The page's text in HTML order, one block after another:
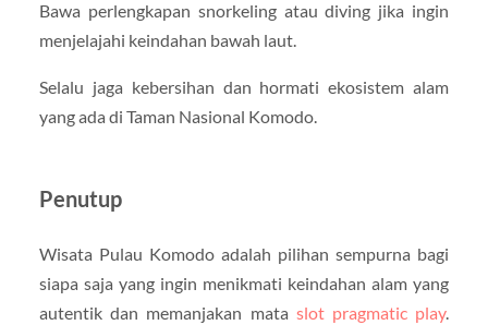
Bawa perlengkapan snorkeling atau diving jika ingin
menjelajahi keindahan bawah laut.
Selalu jaga kebersihan dan hormati ekosistem alam
yang ada di Taman Nasional Komodo.
Penutup
Wisata Pulau Komodo adalah pilihan sempurna bagi
siapa saja yang ingin menikmati keindahan alam yang
autentik dan memanjakan mata slot pragmatic play.